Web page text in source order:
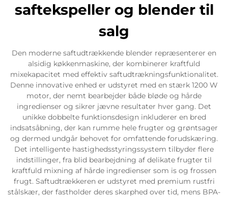
saftekspeller og blender til
salg
Den moderne saftudtrækkende blender repræsenterer en
alsidig køkkenmaskine, der kombinerer kraftfuld
mixekapacitet med effektiv saftudtrækningsfunktionalitet.
Denne innovative enhed er udstyret med en stærk 1200 W
motor, der nemt bearbejder både bløde og hårde
ingredienser og sikrer jævne resultater hver gang. Det
unikke dobbelte funktionsdesign inkluderer en bred
indsatsåbning, der kan rumme hele frugter og grøntsager
og dermed undgår behovet for omfattende forudskæring.
Det intelligente hastighedsstyringssystem tilbyder flere
indstillinger, fra blid bearbejdning af delikate frugter til
kraftfuld mixning af hårde ingredienser som is og frossen
frugt. Saftudtrækkeren er udstyret med premium rustfri
stålskær, der fastholder deres skarphed over tid, mens BPA-